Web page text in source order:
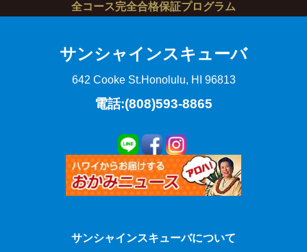
全コース完全合格保証プログラム
サンシャインスキューバ
642 Cooke St.Honolulu, HI 96813
電話:(808)593-8865
サンシャインスキューバについて